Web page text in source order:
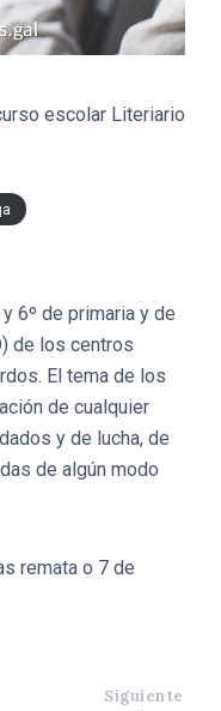
escolar Literiario
6º de primaria y de
de los centros
El tema de los
de cualquier
y de lucha, de
de algún modo
remata o 7 de
Siguiente